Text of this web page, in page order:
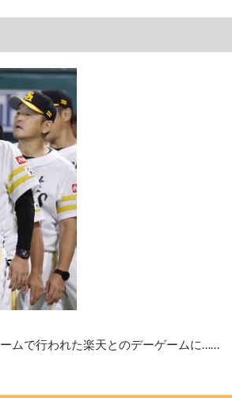
ムで行われた楽天とのデーゲームに……